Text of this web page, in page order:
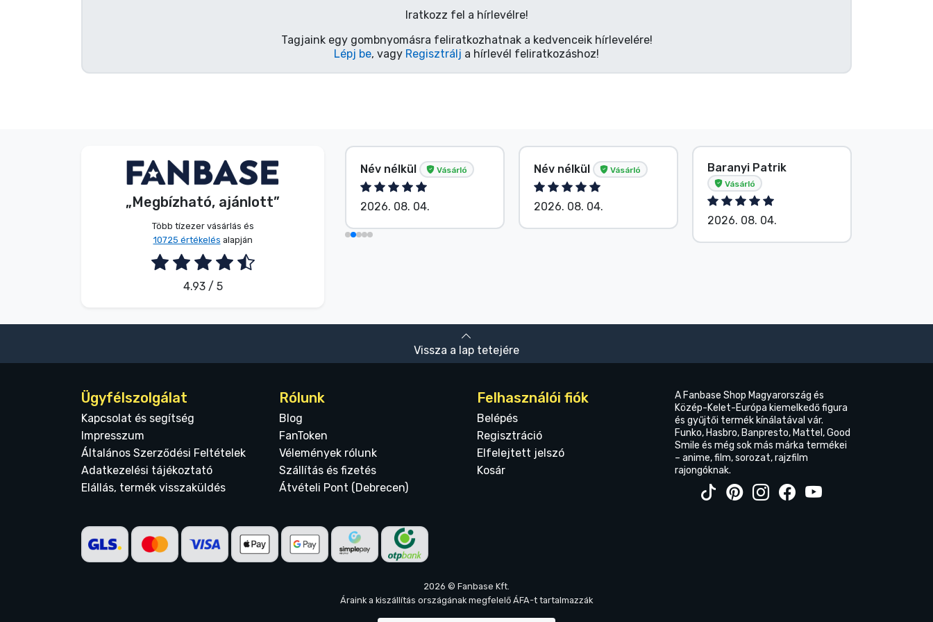
Iratkozz fel a hírlevélre!
Tagjaink egy gombnyomásra feliratkozhatnak a kedvenceik hírlevelére!
Lépj be, vagy Regisztrálj a hírlevél feliratkozáshoz!
„Megbízható, ajánlott”
Több tízezer vásárlás és
10725 értékelés alapján
4.93 / 5
Név nélkül Vásárló
2026. 08. 05.
Név nélkül Vásárló
2026. 08. 04.
Név nélkül Vásárló
2026. 08. 04.
Baranyi Patrik
Vásárló
2026. 08. 04.
Vissza a lap tetejére
Ügyfélszolgálat
Kapcsolat és segítség
Impresszum
Általános Szerződési Feltételek
Adatkezelési tájékoztató
Elállás, termék visszaküldés
Rólunk
Blog
FanToken
Vélemények rólunk
Szállítás és fizetés
Átvételi Pont (Debrecen)
Felhasználói fiók
Belépés
Regisztráció
Elfelejtett jelszó
Kosár
A Fanbase Shop Magyarország és
Közép-Kelet-Európa kiemelkedő figura
és gyűjtői termék kínálatával vár.
Funko, Hasbro, Banpresto, Mattel, Good
Smile és még sok más márka termékei
– anime, film, sorozat, rajzfilm
rajongóknak.
2026 © Fanbase Kft.
Áraink a kiszállítás országának megfelelő ÁFA-t tartalmazzák